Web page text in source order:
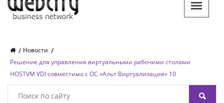
Новости
Решение для управления виртуальными рабочими столами
HOSTVM VDI совместимо с ОС «Альт Виртуализация» 10